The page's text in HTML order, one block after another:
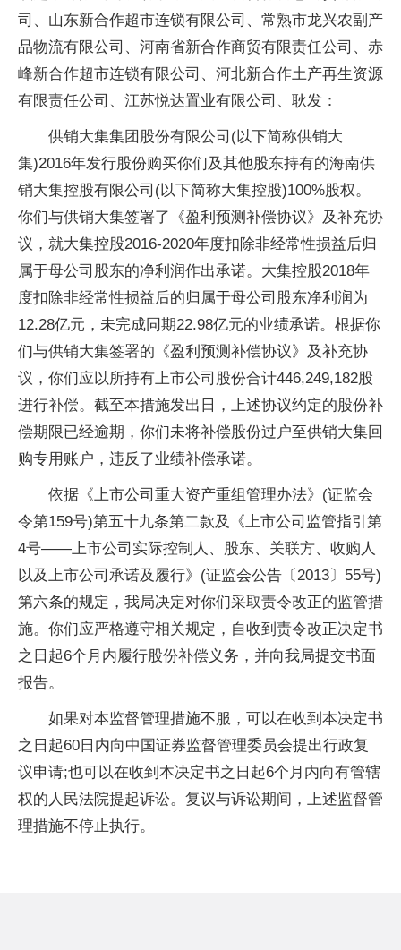
司、山东新合作超市连锁有限公司、常熟市龙兴农副产
品物流有限公司、河南省新合作商贸有限责任公司、赤
峰新合作超市连锁有限公司、河北新合作土产再生资源
有限责任公司、江苏悦达置业有限公司、耿发：
供销大集集团股份有限公司(以下简称供销大
集)2016年发行股份购买你们及其他股东持有的海南供
销大集控股有限公司(以下简称大集控股)100%股权。
你们与供销大集签署了《盈利预测补偿协议》及补充协
议，就大集控股2016-2020年度扣除非经常性损益后归
属于母公司股东的净利润作出承诺。大集控股2018年
度扣除非经常性损益后的归属于母公司股东净利润为
12.28亿元，未完成同期22.98亿元的业绩承诺。根据你
们与供销大集签署的《盈利预测补偿协议》及补充协
议，你们应以所持有上市公司股份合计446,249,182股
进行补偿。截至本措施发出日，上述协议约定的股份补
偿期限已经逾期，你们未将补偿股份过户至供销大集回
购专用账户，违反了业绩补偿承诺。
依据《上市公司重大资产重组管理办法》(证监会
令第159号)第五十九条第二款及《上市公司监管指引第
4号——上市公司实际控制人、股东、关联方、收购人
以及上市公司承诺及履行》(证监会公告〔2013〕55号)
第六条的规定，我局决定对你们采取责令改正的监管措
施。你们应严格遵守相关规定，自收到责令改正决定书
之日起6个月内履行股份补偿义务，并向我局提交书面
报告。
如果对本监督管理措施不服，可以在收到本决定书
之日起60日内向中国证券监督管理委员会提出行政复
议申请;也可以在收到本决定书之日起6个月内向有管辖
权的人民法院提起诉讼。复议与诉讼期间，上述监督管
理措施不停止执行。